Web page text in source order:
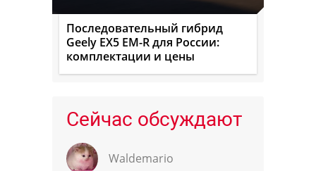
Последовательный гибрид
Geely EX5 EM-R для России:
комплектации и цены
Сейчас обсуждают
Waldemario